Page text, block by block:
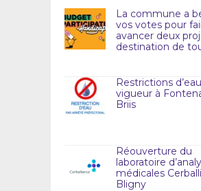
La commune a
vos votes pour
avancer deux
destination de
Restrictions
vigueur à
Briis
Réouverture du
laboratoire
médicales
Bligny